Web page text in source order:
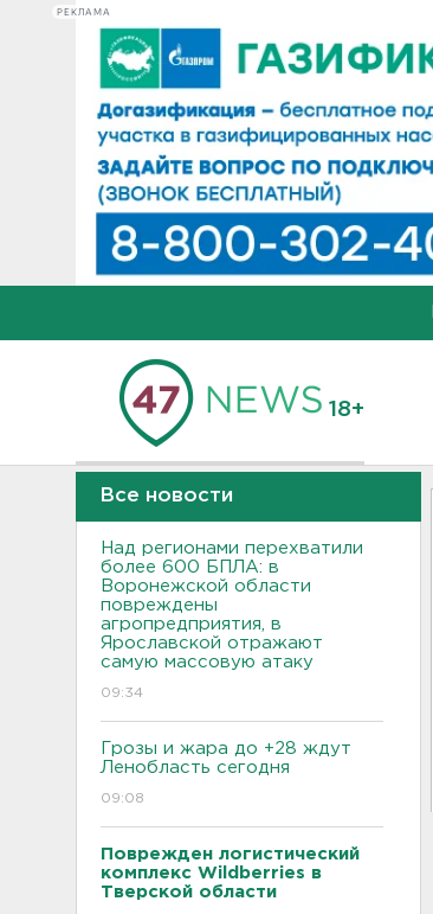
РЕКЛАМА
18+
Все новости
Над регионами перехватили
более 600 БПЛА: в
Воронежской области
повреждены
агропредприятия, в
Ярославской отражают
самую массовую атаку
09:34
Грозы и жара до +28 ждут
Ленобласть сегодня
09:08
Поврежден логистический
комплекс Wildberries в
Тверской области